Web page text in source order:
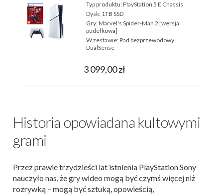
Typ produktu:PlayStation 5 E Chassis
Dysk: 1TB SSD
Gry:Marvel's Spider-Man 2 [wersja
pudełkowa]
W zestawie:Pad bezprzewodowy
DualSense
3 099,00 zł
Historia opowiadana kultowymi
grami
Przez prawie trzydzieści lat istnienia PlayStation Sony
nauczyło nas, że gry wideo mogą być czymś więcej niż
rozrywką – mogą być sztuką, opowieścią,